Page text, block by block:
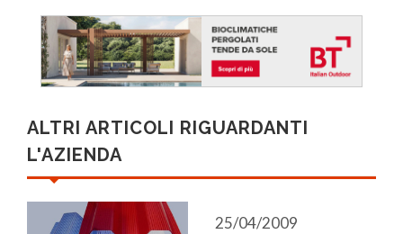
ALTRI ARTICOLI RIGUARDANTI
L'AZIENDA
25/04/2009